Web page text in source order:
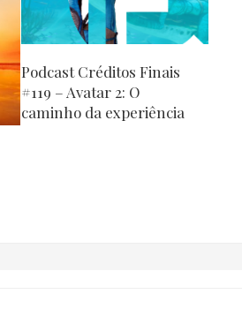
Podcast Créditos Finais
#119 – Avatar 2: O
caminho da experiência